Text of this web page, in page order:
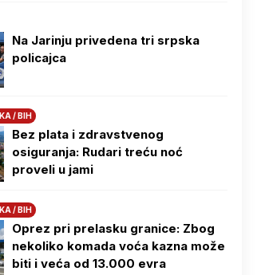
Na Јarinju privedena tri srpska
policajca
/ BIH
Bez plata i zdravstvenog
osiguranja: Rudari treću noć
proveli u jami
/ BIH
Oprez pri prelasku granice: Zbog
nekoliko komada voća kazna može
biti i veća od 13.000 evra